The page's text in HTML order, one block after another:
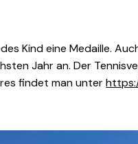
Kind eine Medaille.
Jahr an. Der
findet man unter